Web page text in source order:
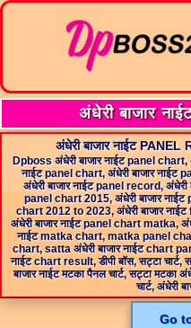
अंधेरी बाजार
अंधेरी बाजार नाईट
Dpboss अंधेरी बाजार नाईट panel chart,
नाईट panel chart, अंधेरी बाजार नाईट
अंधेरी बाजार नाईट panel record, अंधेरी
panel chart 2015, अंधेरी बाजार नाईट
chart 2012 to 2023, अंधेरी बाजार
अंधेरी बाजार नाईट panel chart matka,
नाईट matka chart, matka panel chart
chart, satta अंधेरी बाजार नाईट chart
नाईट chart result, डीपी बॉस, सट्टा चार्ट,
बाजार नाईट मटका पैनल चार्ट, सट्टा मटका
चार्ट, अंधेरी
Go